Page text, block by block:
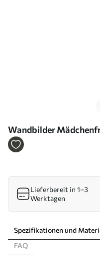
Wandbilder
s46458
Lieferbereit in 1–3
Werktagen
Spezifikationen und
FAQ